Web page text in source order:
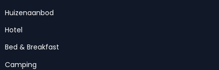
Huizenaanbod
Hotel
Bed & Breakfast
Camping